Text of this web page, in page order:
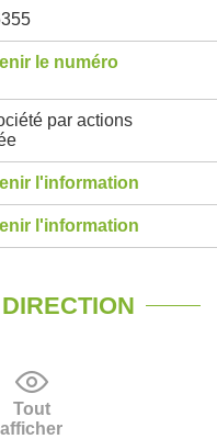
le numéro
par actions
l'information
l'information
Tout
afficher